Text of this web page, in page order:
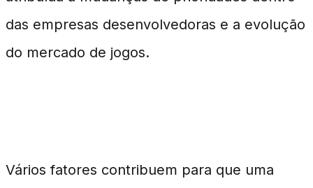
das empresas desenvolvedoras e a evolução
do mercado de jogos.
Vários fatores contribuem para que uma